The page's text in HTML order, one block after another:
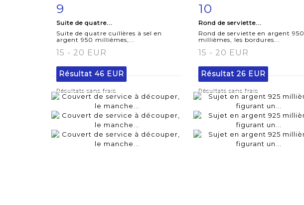
détaillée
9
Suite de quatre...
Suite de quatre cuillères à sel en
argent 950 millièmes,...
15 - 20 EUR
Résultat 46 EUR
Résultats sans frais
10
Rond de serviette...
Rond de serviette en argent 950
millièmes, les bordures...
15 - 20 EUR
Résultat 26 EUR
Résultats sans frais